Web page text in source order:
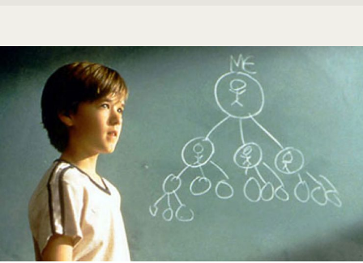
Helen Hunt
Jon Bon Jovi
Kleur, 124 minuten
Distributie
Warner
Te zien
vanaf 1 februari